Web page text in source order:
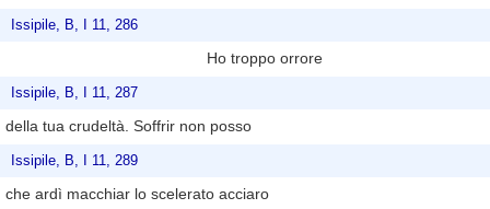
Issipile, B, I 11, 286
Ho troppo orrore
Issipile, B, I 11, 287
della tua crudeltà. Soffrir non posso
Issipile, B, I 11, 289
che ardì macchiar lo scelerato acciaro